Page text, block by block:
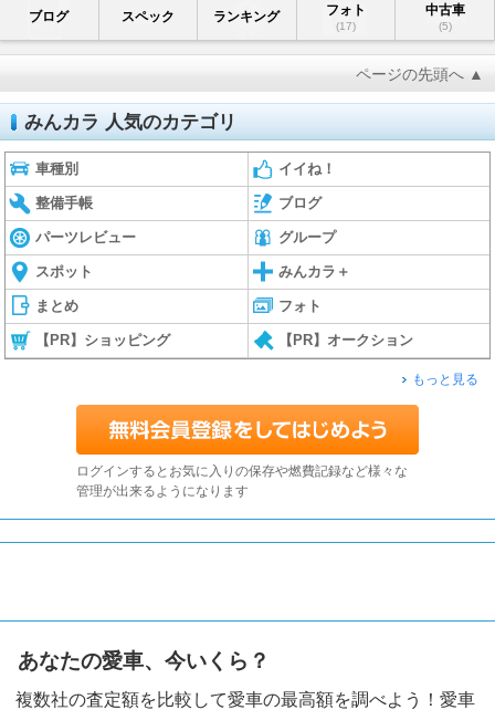
ブログ スペック ランキング フォト
(17)
中古車
(5)
ページの先頭へ ▲
みんカラ 人気のカテゴリ
車種別 イイね！
整備手帳 ブログ
パーツレビュー グループ
スポット みんカラ＋
まとめ フォト
【PR】ショッピング 【PR】オークション
もっと見る
ログインするとお気に入りの保存や燃費記録など様々な
管理が出来るようになります
あなたの愛車、今いくら？
複数社の査定額を比較して愛車の最高額を調べよう！愛車